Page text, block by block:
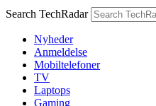
Search TechRadar
Nyheder
Anmeldelse
Mobiltelefoner
TV
Laptops
Gaming